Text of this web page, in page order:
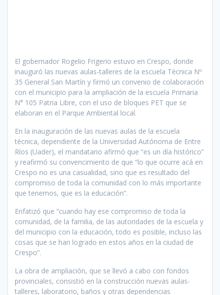
El gobernador Rogelio Frigerio estuvo en Crespo, donde
inauguró las nuevas aulas-talleres de la escuela Técnica Nº
35 General San Martín y firmó un convenio de colaboración
con el municipio para la ampliación de la escuela Primaria
N° 105 Patria Libre, con el uso de bloques PET que se
elaboran en el Parque Ambiental local.
En la inauguración de las nuevas aulas de la escuela
técnica, dependiente de la Universidad Autónoma de Entre
Ríos (Uader), el mandatario afirmó que “es un día histórico”
y reafirmó su convencimiento de que “lo que ocurre acá en
Crespo no es una casualidad, sino que es resultado del
compromiso de toda la comunidad con lo más importante
que tenemos, que es la educación”.
Enfatizó que “cuando hay ese compromiso de toda la
comunidad, de la familia, de las autoridades de la escuela y
del municipio con la educación, todo es posible, incluso las
cosas que se han logrado en estos años en la ciudad de
Crespo”.
La obra de ampliación, que se llevó a cabo con fondos
provinciales, consistió en la construcción nuevas aulas-
talleres, laboratorio, baños y otras dependencias